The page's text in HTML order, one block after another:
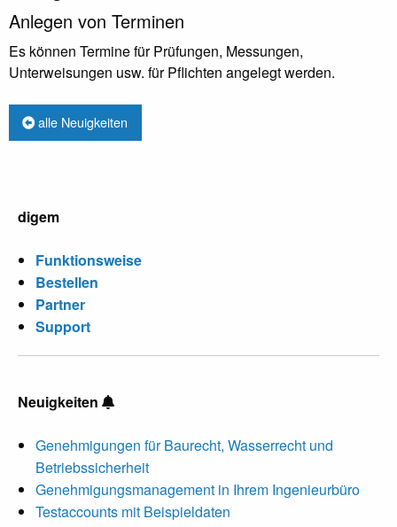
Anlegen von Terminen
Es können Termine für Prüfungen, Messungen,
Unterweisungen usw. für Pflichten angelegt werden.
alle Neuigkeiten
digem
Funktionsweise
Bestellen
Partner
Support
Neuigkeiten
Genehmigungen für Baurecht, Wasserrecht und
Betriebssicherheit
Genehmigungsmanagement in Ihrem Ingenieurbüro
Testaccounts mit Beispieldaten